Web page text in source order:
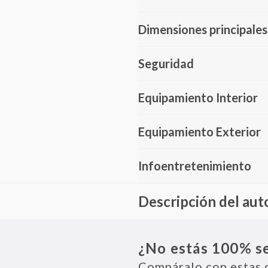
Dimensiones principales
Seguridad
Equipamiento Interior
Equipamiento Exterior
Infoentretenimiento
Descripción del
eficiente, sistema de
ABS, airbags frontales y
¿No estás 100%